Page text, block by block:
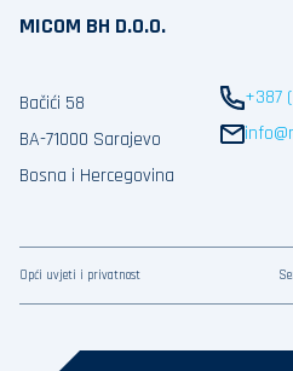
MICOM BH D.O.O.
Bačići 58
BA-71000 Sarajevo
Bosna i Hercegovina
+387
Opći uvjeti i privatnost